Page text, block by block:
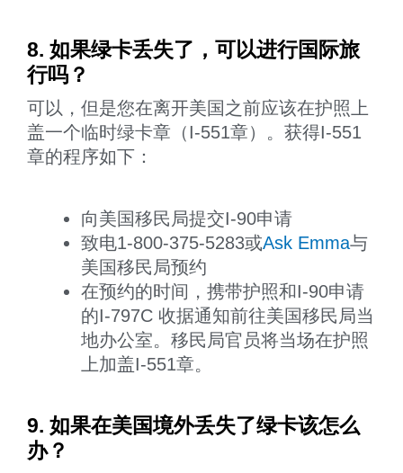
8. 如果绿卡丢失了，可以进行国际旅
行吗？
可以，但是您在离开美国之前应该在护照上
盖一个临时绿卡章（I-551章）。获得I-551
章的程序如下：
向美国移民局提交I-90申请
致电1-800-375-5283或Ask Emma与
美国移民局预约
在预约的时间，携带护照和I-90申请
的I-797C 收据通知前往美国移民局当
地办公室。移民局官员将当场在护照
上加盖I-551章。
9. 如果在美国境外丢失了绿卡该怎么
办？